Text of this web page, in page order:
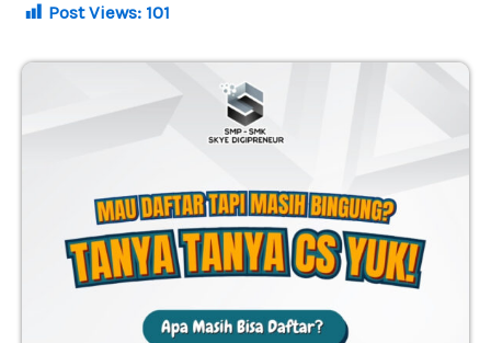
Post Views: 101